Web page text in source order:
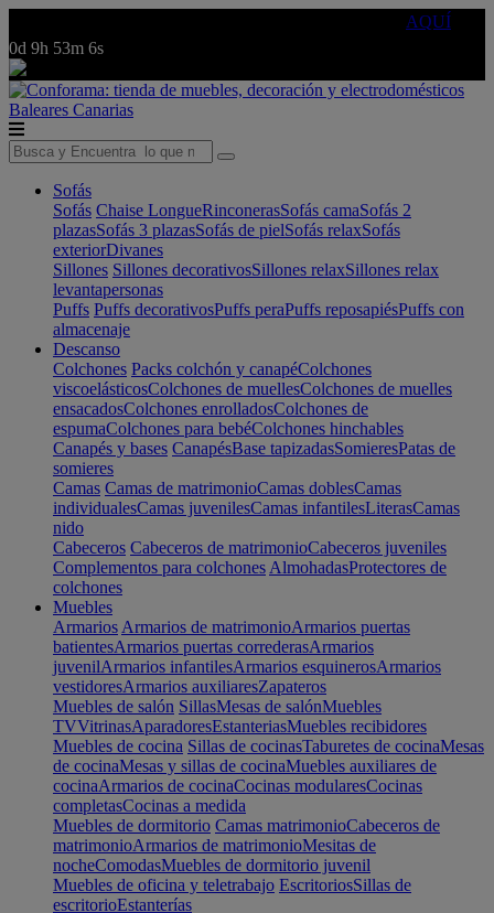
AQUÍ
0d 9h 53m 6s
Baleares Canarias
Sofás
Sofás Chaise LongueRinconerasSofás camaSofás 2
plazasSofás 3 plazasSofás de pielSofás relaxSofás
exteriorDivanes
Sillones Sillones decorativosSillones relaxSillones relax
levantapersonas
Puffs Puffs decorativosPuffs peraPuffs reposapiésPuffs con
almacenaje
Descanso
Colchones Packs colchón y canapéColchones
viscoelásticosColchones de muellesColchones de muelles
ensacadosColchones enrolladosColchones de
espumaColchones para bebéColchones hinchables
Canapés y bases CanapésBase tapizadasSomieresPatas de
somieres
Camas Camas de matrimonioCamas doblesCamas
individualesCamas juvenilesCamas infantilesLiterasCamas
nido
Cabeceros Cabeceros de matrimonioCabeceros juveniles
Complementos para colchones AlmohadasProtectores de
colchones
Muebles
Armarios Armarios de matrimonioArmarios puertas
batientesArmarios puertas correderasArmarios
juvenilArmarios infantilesArmarios esquinerosArmarios
vestidoresArmarios auxiliaresZapateros
Muebles de salón SillasMesas de salónMuebles
TVVitrinasAparadoresEstanteriasMuebles recibidores
Muebles de cocina Sillas de cocinasTaburetes de cocinaMesas
de cocinaMesas y sillas de cocinaMuebles auxiliares de
cocinaArmarios de cocinaCocinas modularesCocinas
completasCocinas a medida
Muebles de dormitorio Camas matrimonioCabeceros de
matrimonioArmarios de matrimonioMesitas de
nocheComodasMuebles de dormitorio juvenil
Muebles de oficina y teletrabajo EscritoriosSillas de
escritorioEstanterías